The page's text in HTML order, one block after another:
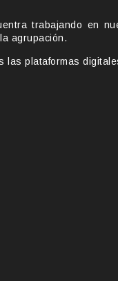
trabajando en
agrupación.
las plataformas